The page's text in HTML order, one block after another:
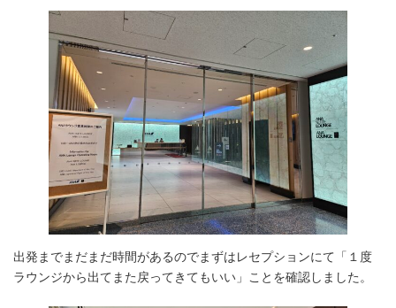
出発までまだまだ時間があるのでまずはレセプションにて「１度
ラウンジから出てまた戻ってきてもいい」ことを確認しました。